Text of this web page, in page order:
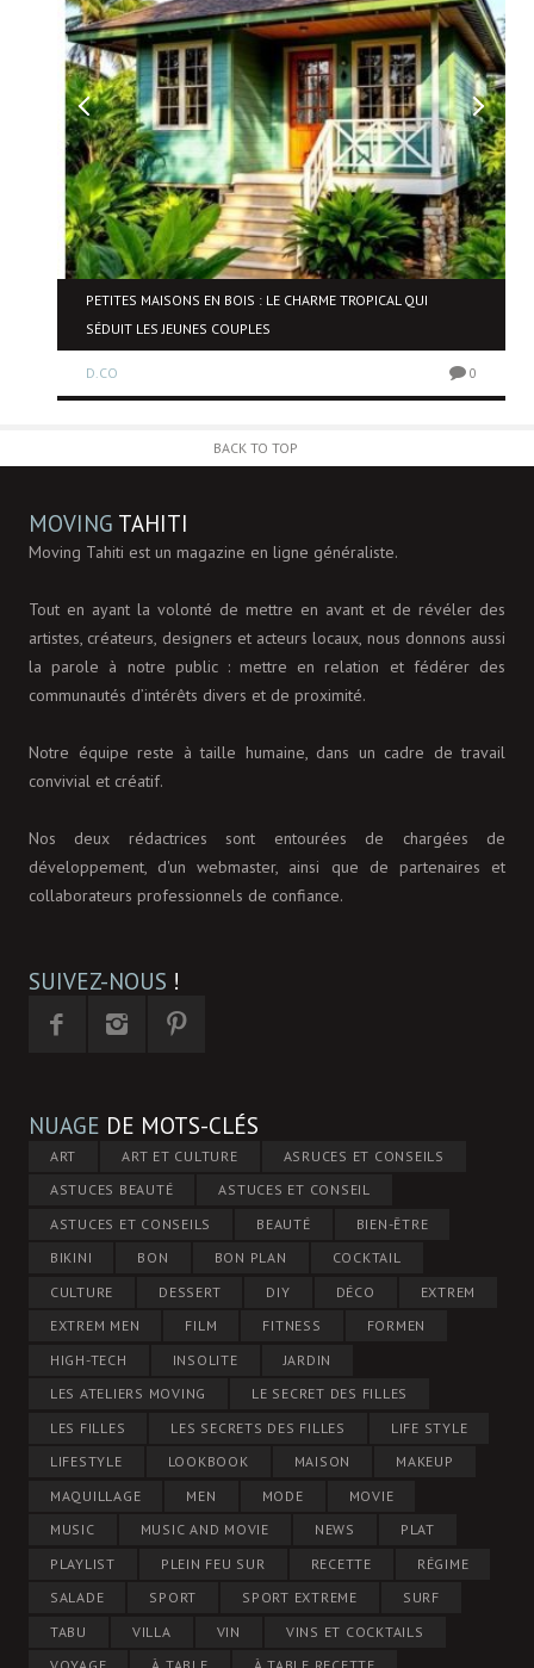
PETITES MAISONS EN BOIS : LE CHARME TROPICAL QUI
SÉDUIT LES JEUNES COUPLES
D.CO 0
BACK TO TOP
MOVING TAHITI
Moving Tahiti est un magazine en ligne généraliste.
Tout en ayant la volonté de mettre en avant et de révéler des
artistes, créateurs, designers et acteurs locaux, nous donnons aussi
la parole à notre public : mettre en relation et fédérer des
communautés d’intérêts divers et de proximité.
Notre équipe reste à taille humaine, dans un cadre de travail
convivial et créatif.
Nos deux rédactrices sont entourées de chargées de
développement, d'un webmaster, ainsi que de partenaires et
collaborateurs professionnels de confiance.
SUIVEZ-NOUS !
NUAGE DE MOTS-CLÉS
ART ART ET CULTURE
ASRUCES ET CONSEILS
ASTUCES BEAUTÉ
ASTUCES ET CONSEIL
ASTUCES ET CONSEILS
BEAUTÉ
BIEN-ÊTRE
BIKINI
BON BON PLAN
COCKTAIL
CULTURE
DESSERT DIY DÉCO
EXTREM
EXTREM MEN
FILM FITNESS
FORMEN
HIGH-TECH
INSOLITE
JARDIN
LES ATELIERS MOVING
LE SECRET DES FILLES
LES FILLES
LES SECRETS DES FILLES
LIFE STYLE
LIFESTYLE
LOOKBOOK MAISON
MAKEUP
MAQUILLAGE
MEN MODE
MOVIE
MUSIC
MUSIC AND MOVIE NEWS
PLAT
PLAYLIST
PLEIN FEU SUR RECETTE
RÉGIME
SALADE
SPORT SPORT EXTREME
SURF
TABU
VILLA VIN
VINS ET COCKTAILS